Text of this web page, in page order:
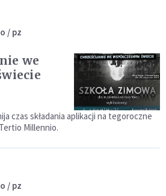
/ pz
we
czas składania aplikacji na tegoroczne
Millennio.
/ pz